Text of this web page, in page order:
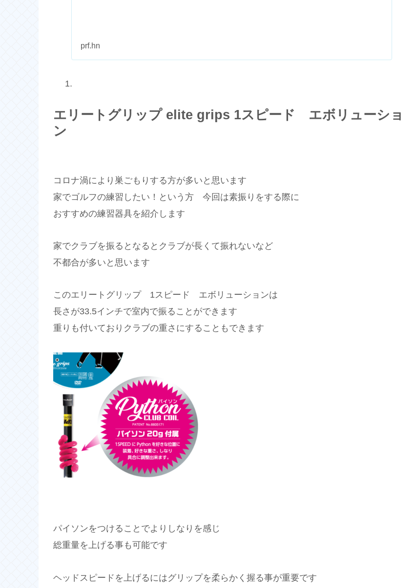
prf.hn
エリートグリップ elite grips 1スピード エボリューショ
ン
コロナ渦により巣ごもりする方が多いと思います
家でゴルフの練習したい！という方 今回は素振りをする際に
おすすめの練習器具を紹介します
家でクラブを振るとなるとクラブが長くて振れないなど
不都合が多いと思います
このエリートグリップ 1スピード エボリューションは
長さが33.5インチで室内で振ることができます
重りも付いておりクラブの重さにすることもできます
パイソンをつけることでよりしなりを感じ
総重量を上げる事も可能です
ヘッドスピードを上げるにはグリップを柔らかく握る事が重要です